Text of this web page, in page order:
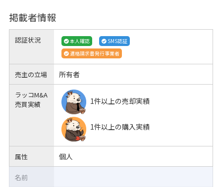
掲載者情報
認証状況 本人確認
SMS認証
適格請求書発行事業者
売主の立場 所有者
ラッコM&A
売買実績
1件以上の売却実績
1件以上の購入実績
属性 個人
名前